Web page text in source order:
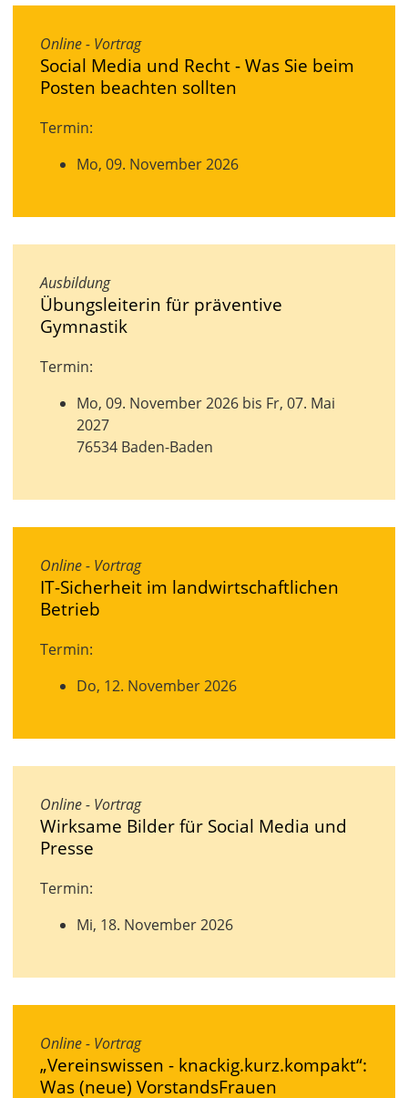
Online - Vortrag
Social Media und Recht - Was Sie beim
Posten beachten sollten
Termin:
Mo, 09. November 2026
Ausbildung
Übungsleiterin für präventive
Gymnastik
Termin:
Mo, 09. November 2026 bis Fr, 07. Mai
2027
76534 Baden-Baden
Online - Vortrag
IT-Sicherheit im landwirtschaftlichen
Betrieb
Termin:
Do, 12. November 2026
Online - Vortrag
Wirksame Bilder für Social Media und
Presse
Termin:
Mi, 18. November 2026
Online - Vortrag
„Vereinswissen - knackig.kurz.kompakt“:
Was (neue) VorstandsFrauen